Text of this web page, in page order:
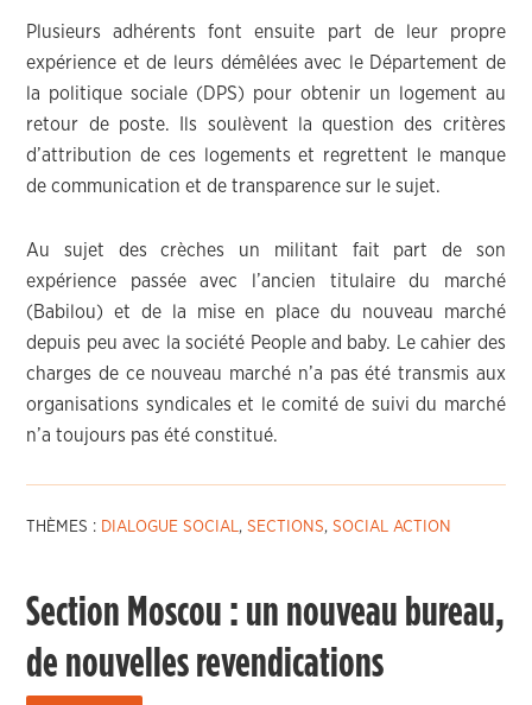
Plusieurs adhérents font ensuite part de leur propre
expérience et de leurs démêlées avec le Département de
la politique sociale (DPS) pour obtenir un logement au
retour de poste. Ils soulèvent la question des critères
d’attribution de ces logements et regrettent le manque
de communication et de transparence sur le sujet.
Au sujet des crèches un militant fait part de son
expérience passée avec l’ancien titulaire du marché
(Babilou) et de la mise en place du nouveau marché
depuis peu avec la société People and baby. Le cahier des
charges de ce nouveau marché n’a pas été transmis aux
organisations syndicales et le comité de suivi du marché
n’a toujours pas été constitué.
THÈMES : DIALOGUE SOCIAL,SECTIONS,SOCIAL ACTION
Section Moscou : un nouveau bureau,
de nouvelles revendications